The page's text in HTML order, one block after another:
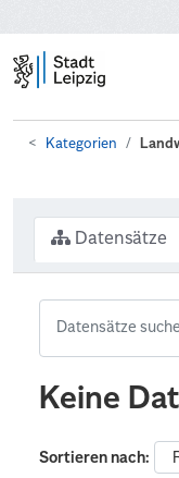
Kategorien
Datensätze
Keine
Sortieren nach